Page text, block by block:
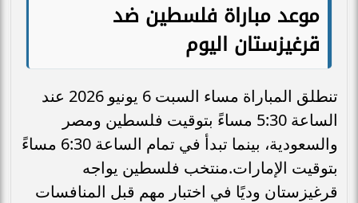
موعد مباراة فلسطين ضد
قرغيزستان اليوم
تنطلق المباراة مساء السبت 6 يونيو 2026 عند
الساعة 5:30 مساءً بتوقيت فلسطين ومصر
والسعودية، بينما تبدأ في تمام الساعة 6:30 مساءً
بتوقيت الإمارات.منتخب فلسطين يواجه
قرغيزستان وديًا في اختبار مهم قبل المنافسات